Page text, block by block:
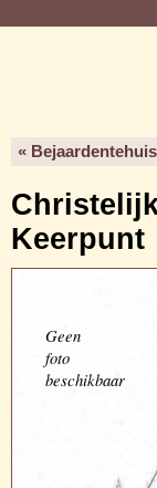
« Bejaardentehuis
Keerpunt
Geen
foto
beschikbaar